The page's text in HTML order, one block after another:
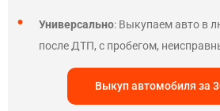
Универсально: Выкупаем авто в
после ДТП, с пробегом,
Выкуп автомобиля за